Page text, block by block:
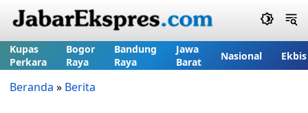
Kupas
Perkara
Bogor
Raya
Bandung
Raya
Jawa
Barat
Nasional Ekbis
Beranda » Berita